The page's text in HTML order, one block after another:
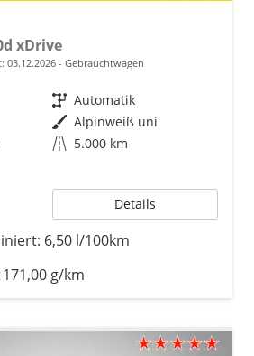
xDrive
03.12.2026 Gebrauchtwagen
Getriebe Automatik
Außenfarbe Alpinweiß uni
Kilometerstand 5.000 km
Details
6,50 l/100km
171,00 g/km